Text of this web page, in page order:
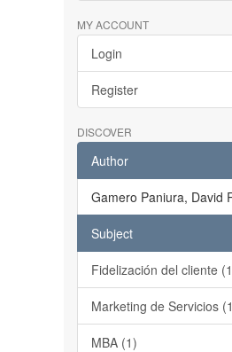
MY ACCOUNT
Login
Register
DISCOVER
Author
Gamero Paniura, David
Subject
Fidelización del cliente
Marketing de Servicios
MBA (1)